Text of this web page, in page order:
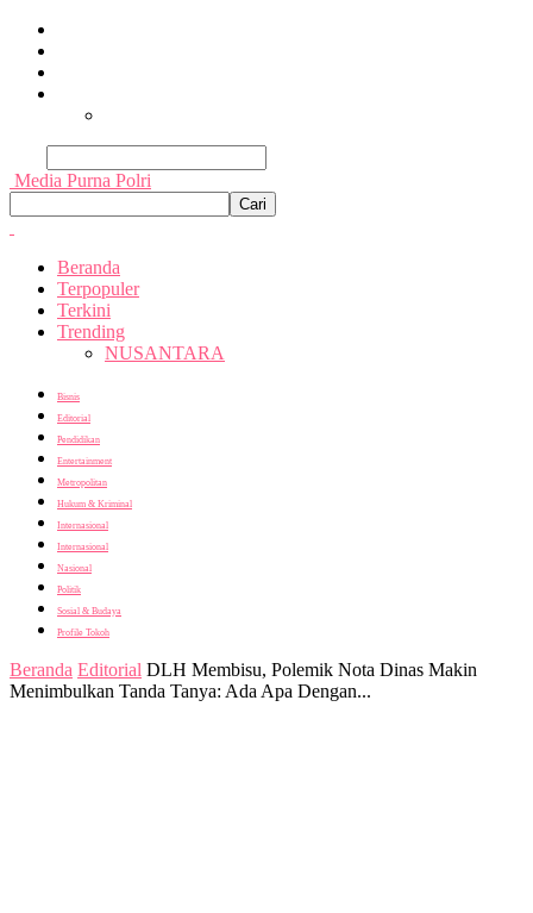
Media Purna Polri
Beranda
Terpopuler
Terkini
Trending
NUSANTARA
Bisnis
Editorial
Pendidikan
Entertainment
Metropolitan
Hukum & Kriminal
Internasional
Internasional
Nasional
Politik
Sosial & Budaya
Profile Tokoh
Beranda Editorial DLH Membisu, Polemik Nota Dinas Makin
Menimbulkan Tanda Tanya: Ada Apa Dengan...